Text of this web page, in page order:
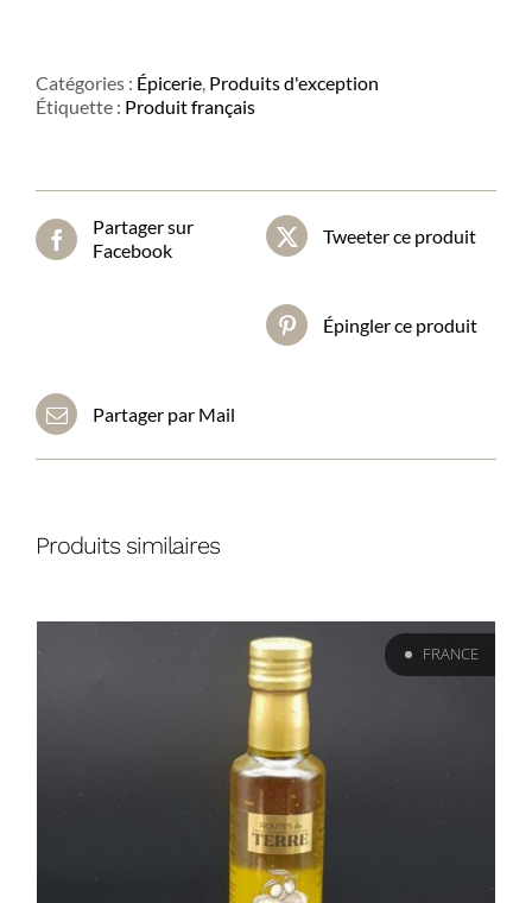
aromatisée
à
Catégories : Épicerie, Produits d'exception
Étiquette : Produit français
Partager sur
Facebook
Tweeter ce produit
Épingler ce produit
Partager par Mail
Produits similaires
FRANCE